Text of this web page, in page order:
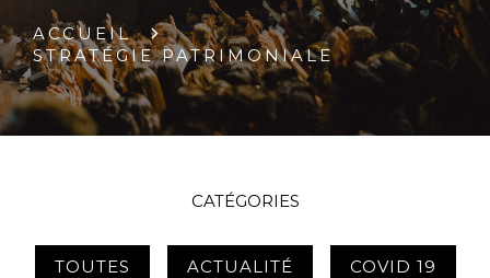
ACCUEIL
STRATÉGIE PATRIMONIALE
CATÉGORIES
TOUTES ACTUALITÉ COVID 19